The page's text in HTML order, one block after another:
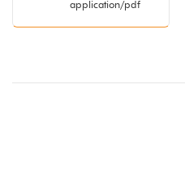
application/pdf